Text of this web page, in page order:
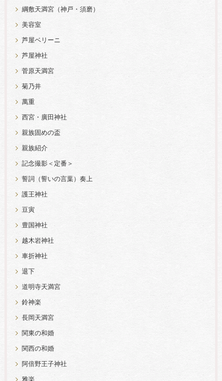
綱敷天満宮（神戸・須磨）
美容室
芦屋ベリーニ
芦屋神社
菅原天満宮
菊乃井
萬重
西宮・廣田神社
親族固めの盃
親族紹介
記念撮影＜定番＞
誓詞（誓いの言葉）奏上
護王神社
豆寅
豊国神社
越木岩神社
車折神社
退下
道明寺天満宮
鈴神楽
長岡天満宮
関東の和婚
関西の和婚
阿倍野王子神社
雅楽